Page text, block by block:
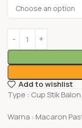
Add to wishlist
Type : Cup Stik
Warna : Macaron